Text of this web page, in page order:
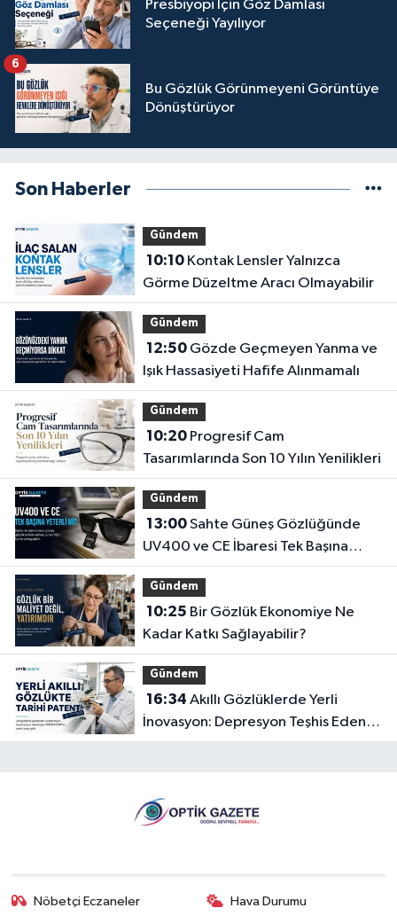
Presbiyopi İçin Göz Damlası
Seçeneği Yayılıyor
Bu Gözlük Görünmeyeni Görüntüye
Dönüştürüyor
6
Son Haberler
Gündem
10:10Kontak Lensler Yalnızca
Görme Düzeltme Aracı Olmayabilir
Gündem
12:50Gözde Geçmeyen Yanma ve
Işık Hassasiyeti Hafife Alınmamalı
Gündem
10:20Progresif Cam
Tasarımlarında Son 10 Yılın Yenilikleri
Gündem
13:00Sahte Güneş Gözlüğünde
UV400 ve CE İbaresi Tek Başına
Yeterli mi?
Gündem
10:25
Kadar Katkı Sağlayabilir?
Gündem
16:34
İnovasyon: Depresyon Teşhis Eden
Gözlüğe Türkpatent Onayı
Nöbetçi Eczaneler Hava Durumu